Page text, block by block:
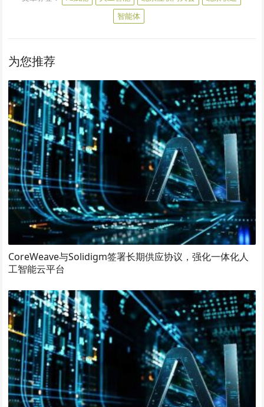
智能体
为您推荐
CoreWeave与Solidigm签署长期供应协议，强化一体化人
工智能云平台